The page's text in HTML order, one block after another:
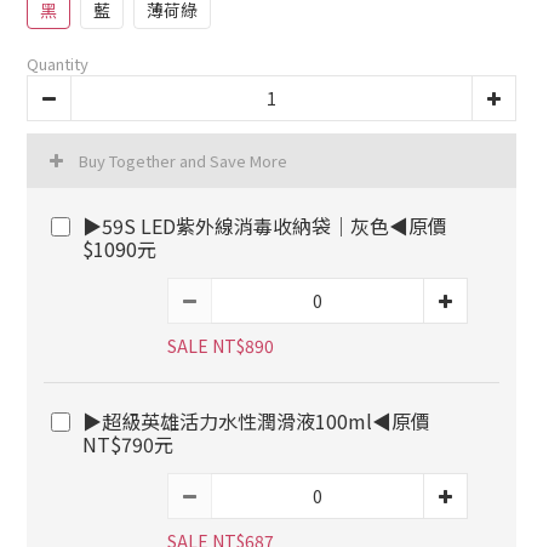
黑 藍 薄荷綠
Quantity
Buy Together and Save More
▶59S LED紫外線消毒收納袋｜灰色◀原價
$1090元
SALE NT$890
▶超級英雄活力水性潤滑液100ml◀原價
NT$790元
SALE NT$687